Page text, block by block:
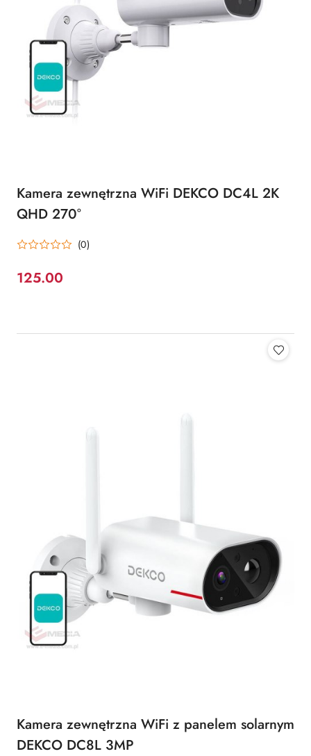
Kamera zewnętrzna WiFi DEKCO DC4L 2K
QHD 270°
(0)
Cena:
125.00
Kamera zewnętrzna WiFi z panelem solarnym
DEKCO DC8L 3MP